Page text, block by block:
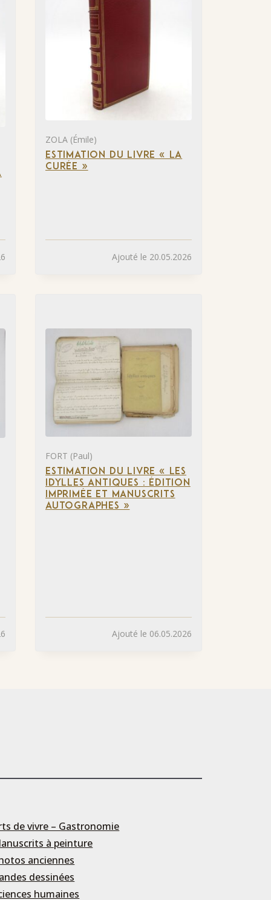
ZOLA (Émile)
ESTIMATION DU LIVRE « LA
CURÉE »
Ajouté le 20.05.2026
FORT (Paul)
ESTIMATION DU LIVRE « LES
IDYLLES ANTIQUES : ÉDITION
IMPRIMÉE ET MANUSCRITS
AUTOGRAPHES »
Ajouté le 06.05.2026
de vivre – Gastronomie
à peinture
anciennes
dessinées
humaines